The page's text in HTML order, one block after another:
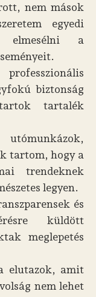
nem mások
egyedi
elmesélni a
biztonság
tartalék
tartom, hogy a
trendeknek
legyen.
és
küldött
meglepetés
elutazok, amit
nem lehet